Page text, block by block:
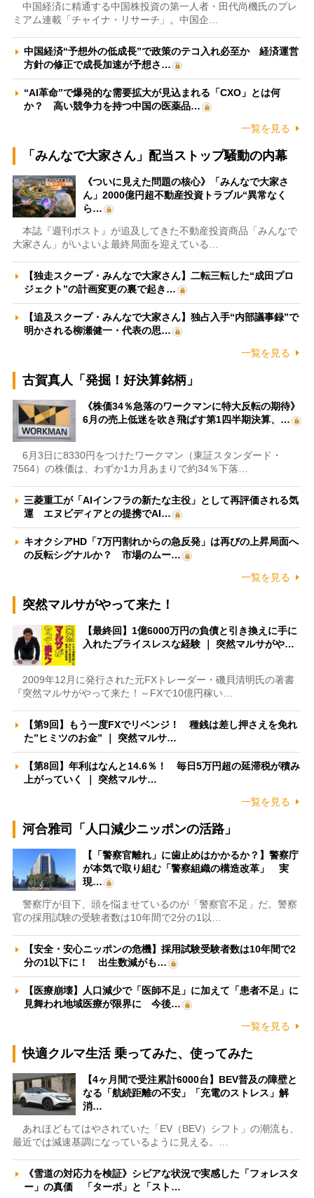
中国経済に精通する中国株投資の第一人者・田代尚機氏のプレ
ミアム連載「チャイナ・リサーチ」。中国企…
中国経済“予想外の低成長”で政策のテコ入れ必至か 経済運営
方針の修正で成長加速が予想さ…
“AI革命”で爆発的な需要拡大が見込まれる「CXO」とは何
か？ 高い競争力を持つ中国の医薬品…
一覧を見る
「みんなで大家さん」配当ストップ騒動の内幕
《ついに見えた問題の核心》「みんなで大家さ
ん」2000億円超不動産投資トラブル“異常なく
ら…
本誌『週刊ポスト』が追及してきた不動産投資商品「みんなで
大家さん」がいよいよ最終局面を迎えている…
【独走スクープ・みんなで大家さん】二転三転した“成田プロ
ジェクト”の計画変更の裏で起き…
【追及スクープ・みんなで大家さん】独占入手“内部議事録”で
明かされる柳瀬健一・代表の思…
一覧を見る
古賀真人「発掘！好決算銘柄」
《株価34％急落のワークマンに特大反転の期待》
6月の売上低迷を吹き飛ばす第1四半期決算、…
6月3日に8330円をつけたワークマン（東証スタンダード・
7564）の株価は、わずか1カ月あまりで約34％下落…
三菱重工が「AIインフラの新たな主役」として再評価される気
運 エヌビディアとの提携でAI…
キオクシアHD「7万円割れからの急反発」は再びの上昇局面へ
の反転シグナルか？ 市場のムー…
一覧を見る
突然マルサがやって来た！
【最終回】1億6000万円の負債と引き換えに手に
入れたプライスレスな経験 ｜ 突然マルサがや…
2009年12月に発行された元FXトレーダー・磯貝清明氏の著書
『突然マルサがやって来た！～FXで10億円稼い…
【第9回】もう一度FXでリベンジ！ 種銭は差し押さえを免れ
た”ヒミツのお金” ｜ 突然マルサ…
【第8回】年利はなんと14.6％！ 毎日5万円超の延滞税が積み
上がっていく ｜ 突然マルサ…
一覧を見る
河合雅司「人口減少ニッポンの活路」
【「警察官離れ」に歯止めはかかるか？】警察庁
が本気で取り組む「警察組織の構造改革」 実
現…
警察庁が目下、頭を悩ませているのが「警察官不足」だ。警察
官の採用試験の受験者数は10年間で2分の1以…
【安全・安心ニッポンの危機】採用試験受験者数は10年間で2
分の1以下に！ 出生数減がも…
【医療崩壊】人口減少で「医師不足」に加えて「患者不足」に
見舞われ地域医療が限界に 今後…
一覧を見る
快適クルマ生活 乗ってみた、使ってみた
【4ヶ月間で受注累計6000台】BEV普及の障壁と
なる「航続距離の不安」「充電のストレス」解
消…
あれほどもてはやされていた「EV（BEV）シフト」の潮流も、
最近では減速基調になっているように見える。…
《雪道の対応力を検証》シビアな状況で実感した「フォレスタ
ー」の真価 「ターボ」と「スト…